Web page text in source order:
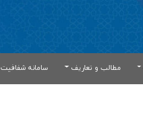
مطالب و تعاریف سامانه شفافیت